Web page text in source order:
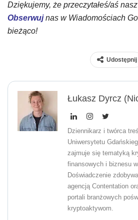
Dziękujemy, że przeczytałeś/aś
Obserwujnas w Wiadomościach
bieżąco!
Udostępnij
Łukasz Dyrcz
Dziennikarz i twórca
Uniwersytetu
zajmuje się tematyką
finansowych i biznesu
Doświadczenie
agencją Contentation
portali branżowych
kryptoaktywom.